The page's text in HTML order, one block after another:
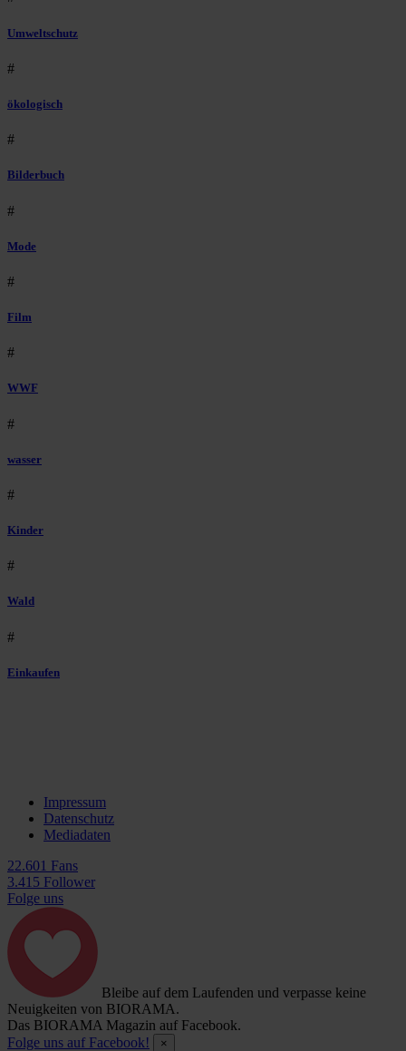
Umweltschutz
#
ökologisch
#
Bilderbuch
#
Mode
#
Film
#
WWF
#
wasser
#
Kinder
#
Wald
#
Einkaufen
Impressum
Datenschutz
Mediadaten
22.601 Fans
3.415 Follower
Folge uns
Bleibe auf dem Laufenden und verpasse keine
Neuigkeiten von BIORAMA.
Das BIORAMA Magazin auf Facebook.
Folge uns auf Facebook!
×